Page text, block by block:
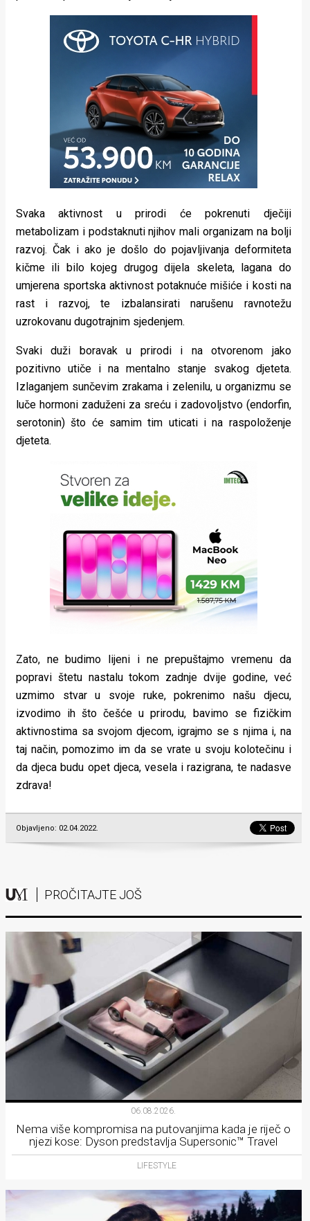
Svaka aktivnost u prirodi će pokrenuti dječiji
metabolizam i podstaknuti njihov mali organizam na bolji
razvoj. Čak i ako je došlo do pojavljivanja deformiteta
kičme ili bilo kojeg drugog dijela skeleta, lagana do
umjerena sportska aktivnost potaknuće mišiće i kosti na
rast i razvoj, te izbalansirati narušenu ravnotežu
uzrokovanu dugotrajnim sjedenjem.
Svaki duži boravak u prirodi i na otvorenom jako
pozitivno utiče i na mentalno stanje svakog djeteta.
Izlaganjem sunčevim zrakama i zelenilu, u organizmu se
luče hormoni zaduženi za sreću i zadovoljstvo (endorfin,
serotonin) što će samim tim uticati i na raspoloženje
djeteta.
Zato, ne budimo lijeni i ne prepuštajmo vremenu da
popravi štetu nastalu tokom zadnje dvije godine, već
uzmimo stvar u svoje ruke, pokrenimo našu djecu,
izvodimo ih što češće u prirodu, bavimo se fizičkim
aktivnostima sa svojom djecom, igrajmo se s njima i, na
taj način, pomozimo im da se vrate u svoju kolotečinu i
da djeca budu opet djeca, vesela i razigrana, te nadasve
zdrava!
Objavljeno: 02.04.2022.
PROČITAJTE JOŠ
06.08.2026.
Nema više kompromisa na putovanjima kada je riječ o
njezi kose: Dyson predstavlja Supersonic™ Travel
LIFESTYLE